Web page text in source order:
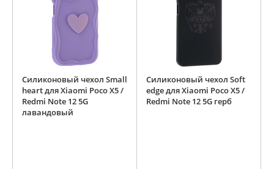
Силиконовый чехол Small
heart для Xiaomi Poco X5 /
Redmi Note 12 5G
лавандовый
Силиконовый чехол Soft
edge для Xiaomi Poco X5 /
Redmi Note 12 5G герб